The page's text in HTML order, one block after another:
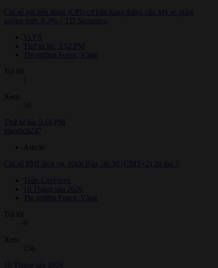
Chỉ số giá tiêu dùng (CPI) cơ bản hàng tháng của Mỹ sẽ giảm
xuống mức 0,3% – TD Securities
Vi FX
Thứ tư lúc 3:52 PM
Thị trường Forex, Vàng
Trả lời
Xem
50
Thứ tư lúc 5:14 PM
giaodich247
Article
Chỉ số PMI dịch vụ. Nhật Bản, 06:30 (GMT+2) 20 thg 5
Toàn LiteForex
10 Tháng sáu 2026
Thị trường Forex, Vàng
Trả lời
0
Xem
156
10 Tháng sáu 2026